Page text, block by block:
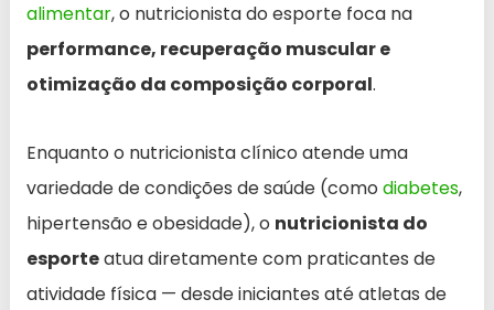
alimentar, o nutricionista do esporte foca na
performance, recuperação muscular e
otimização da composição corporal.
Enquanto o nutricionista clínico atende uma
variedade de condições de saúde (como diabetes,
hipertensão e obesidade), o nutricionista do
esporteatua diretamente com praticantes de
atividade física — desde iniciantes até atletas de